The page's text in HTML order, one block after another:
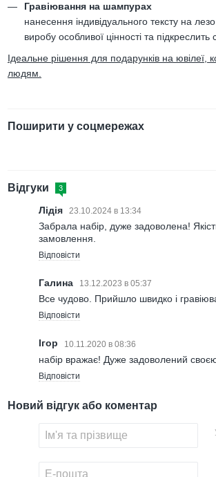
Гравіювання на шампурах
нанесення індивідуального тексту на
виробу особливої цінності та підкреслить
Ідеальне рішення для подарунків на ювілеї,
людям.
Поширити у соцмережах
Відгуки 3
Лідія 23.10.2024 в 13:34
Забрала набір, дуже задоволена!
замовлення.
Відповісти
Галина 13.12.2023 в 05:37
Все чудово. Прийшло швидко і
Відповісти
Ігор 10.11.2020 в 08:36
набір вражає! Дуже задоволений
Відповісти
Новий відгук або коментар